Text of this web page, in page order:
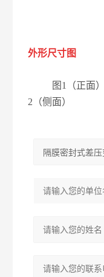
外形尺寸图
图 1 （正面）
2 （侧面）